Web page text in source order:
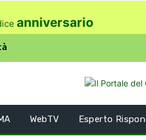
anniversario
WebTV Esperto